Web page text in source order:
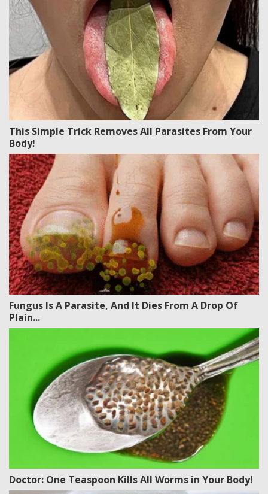
This Simple Trick Removes All Parasites From Your
Body!
Fungus Is A Parasite, And It Dies From A Drop Of
Plain...
Doctor: One Teaspoon Kills All Worms in Your Body!